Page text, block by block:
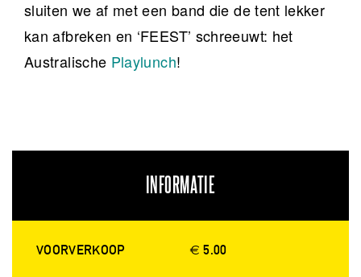
sluiten we af met een band die de tent lekker
kan afbreken en ‘FEEST’ schreeuwt: het
Australische Playlunch!
INFORMATIE
VOORVERKOOP € 5.00